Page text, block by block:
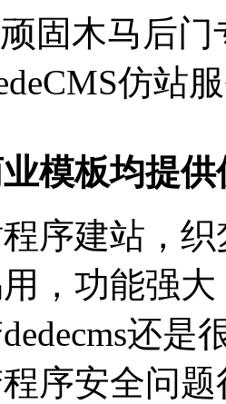
顽固木马后
仿站
模板均提
序建站，
，功能强
还是
序安全问